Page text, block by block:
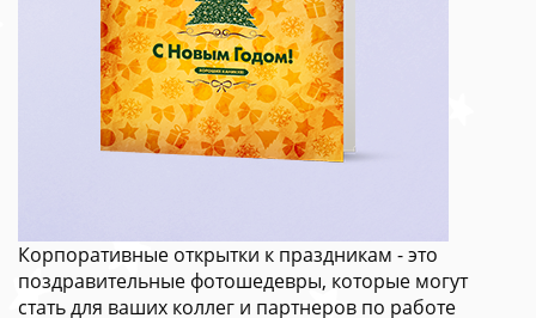
Корпоративные открытки к праздникам - это
поздравительные фотошедевры, которые могут
стать для ваших коллег и партнеров по работе